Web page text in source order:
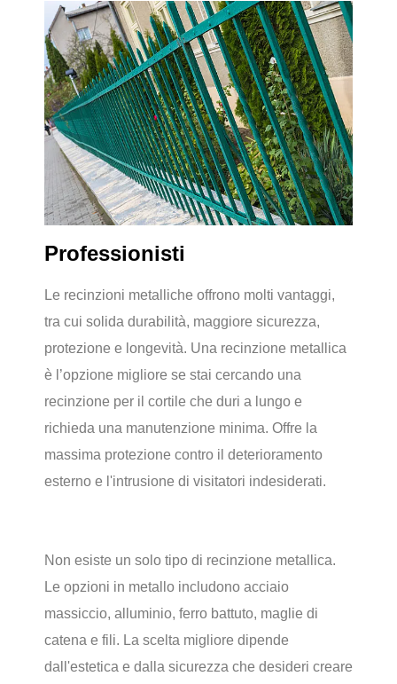
Professionisti
Le recinzioni metalliche offrono molti vantaggi,
tra cui solida durabilità, maggiore sicurezza,
protezione e longevità. Una recinzione metallica
è l’opzione migliore se stai cercando una
recinzione per il cortile che duri a lungo e
richieda una manutenzione minima. Offre la
massima protezione contro il deterioramento
esterno e l'intrusione di visitatori indesiderati.
Non esiste un solo tipo di recinzione metallica.
Le opzioni in metallo includono acciaio
massiccio, alluminio, ferro battuto, maglie di
catena e fili. La scelta migliore dipende
dall'estetica e dalla sicurezza che desideri creare